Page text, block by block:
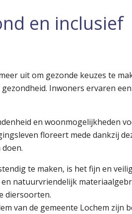
en inclusief
uit om gezonde keuzes te
Inwoners ervaren
en woonmogelijkheden
floreert mede dankzij
te maken, is het fijn en
natuurvriendelijk
diersoorten.
van de gemeente Lochem zijn